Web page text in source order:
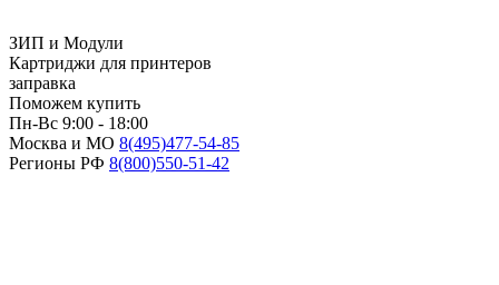
ЗИП и Модули
Картриджи для принтеров
заправка
Поможем купить
Пн-Вс 9:00 - 18:00
Москва и МО 8(495)477-54-85
Регионы РФ 8(800)550-51-42